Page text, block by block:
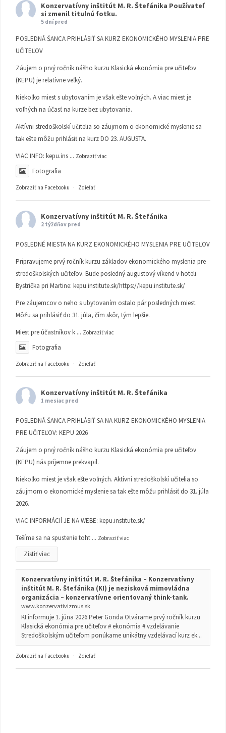
Konzervatívny inštitút M. R. Štefánika Používateľ
si zmenil titulnú fotku.
5 dní pred
POSLEDNÁ ŠANCA PRIHLÁSIŤ SA KURZ EKONOMICKÉHO MYSLENIA PRE
UČITEĽOV
Záujem o prvý ročník nášho kurzu Klasická ekonómia pre učiteľov
(KEPU) je relatívne veľký.
Niekoľko miest s ubytovaním je však ešte voľných. A viac miest je
voľných na účasť na kurze bez ubytovania.
Aktívni stredoškolskí učitelia so záujmom o ekonomické myslenie sa
tak ešte môžu prihlásiť na kurz DO 23. AUGUSTA.
VIAC INFO: kepu.ins ... Zobraziť viac
Fotografia
Zobraziť na Facebooku · Zdieľať
Konzervatívny inštitút M. R. Štefánika
2 týždňov pred
POSLEDNÉ MIESTA NA KURZ EKONOMICKÉHO MYSLENIA PRE UČITEĽOV
Pripravujeme prvý ročník kurzu základov ekonomického myslenia pre
stredoškolských učiteľov. Bude posledný augustový víkend v hoteli
Bystrička pri Martine: kepu.institute.sk/https://kepu.institute.sk/
Pre záujemcov o neho s ubytovaním ostalo pár posledných miest.
Môžu sa prihlásiť do 31. júla, čím skôr, tým lepšie.
Miest pre účastníkov k ... Zobraziť viac
Fotografia
Zobraziť na Facebooku · Zdieľať
Konzervatívny inštitút M. R. Štefánika
1 mesiac pred
POSLEDNÁ ŠANCA PRIHLÁSIŤ SA NA KURZ EKONOMICKÉHO MYSLENIA
PRE UČITEĽOV: KEPU 2026
Záujem o prvý ročník nášho kurzu Klasická ekonómia pre učiteľov
(KEPU) nás príjemne prekvapil.
Niekoľko miest je však ešte voľných. Aktívni stredoškolskí učitelia so
záujmom o ekonomické myslenie sa tak ešte môžu prihlásiť do 31. júla
2026.
VIAC INFORMÁCIÍ JE NA WEBE: kepu.institute.sk/
Tešíme sa na spustenie toht ... Zobraziť viac
Zistiť viac
Konzervatívny inštitút M. R. Štefánika – Konzervatívny
inštitút M. R. Štefánika (KI) je nezisková mimovládna
organizácia – konzervatívne orientovaný think-tank.
www.konzervativizmus.sk
KI informuje 1. júna 2026 Peter Gonda Otvárame prvý ročník kurzu
Klasická ekonómia pre učiteľov # ekonómia # vzdelávanie
Stredoškolským učiteľom ponúkame unikátny vzdelávací kurz ek...
Zobraziť na Facebooku · Zdieľať